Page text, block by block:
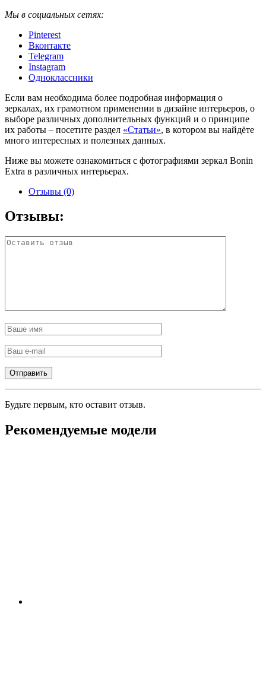
Мы в социальных сетях:
Pinterest
Вконтакте
Telegram
Instagram
Одноклассники
Если вам необходима более подробная информация о
зеркалах, их грамотном применении в дизайне интерьеров, о
выборе различных дополнительных функций и о принципе
их работы – посетите раздел «Статьи», в котором вы найдёте
много интересных и полезных данных.
Ниже вы можете ознакомиться с фотографиями зеркал Bonin
Extra в различных интерьерах.
Отзывы (0)
Отзывы:
Будьте первым, кто оставит отзыв.
Рекомендуемые модели